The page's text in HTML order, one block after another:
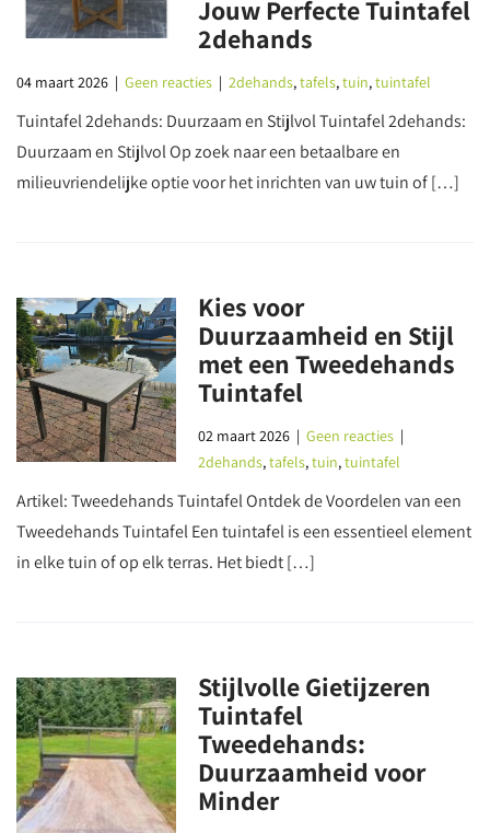
Jouw Perfecte Tuintafel
2dehands
04 maart 2026 | Geen reacties | 2dehands,tafels,tuin,tuintafel
Tuintafel 2dehands: Duurzaam en Stijlvol Tuintafel 2dehands:
Duurzaam en Stijlvol Op zoek naar een betaalbare en
milieuvriendelijke optie voor het inrichten van uw tuin of […]
Kies voor
Duurzaamheid en Stijl
met een Tweedehands
Tuintafel
02 maart 2026 |Geen reacties |
2dehands,tafels,tuin,tuintafel
Artikel: Tweedehands Tuintafel Ontdek de Voordelen van een
Tweedehands Tuintafel Een tuintafel is een essentieel element
in elke tuin of op elk terras. Het biedt […]
Stijlvolle Gietijzeren
Tuintafel
Tweedehands:
Duurzaamheid voor
Minder